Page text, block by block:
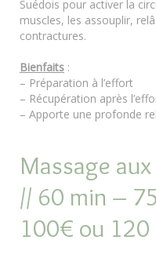
Suédois pour activer la
muscles, les assouplir,
contractures.
Bienfaits :
– Préparation à l’effort
– Récupération après
– Apporte une profonde
Massage
// 60 min –
100€ ou